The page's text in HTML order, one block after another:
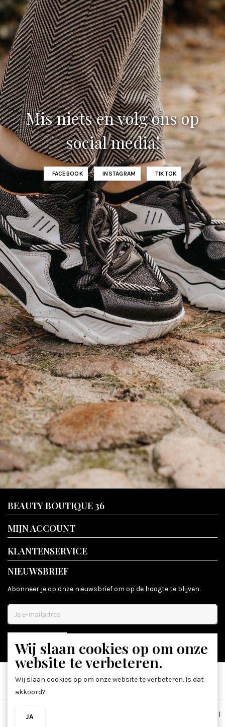
Mis niets en volg ons op
social media!
FACEBOOK INSTAGRAM TIKTOK
BEAUTY BOUTIQUE 36
MIJN ACCOUNT
KLANTENSERVICE
NIEUWSBRIEF
Abonneer je op onze nieuwsbrief om op de hoogte te blijven.
ABONNEER
Algemene voorwaarden
|
Wij slaan cookies op om onze
website te verbeteren.
Wij slaan cookies op om onze website te verbeteren. Is dat
akkoord?
JA